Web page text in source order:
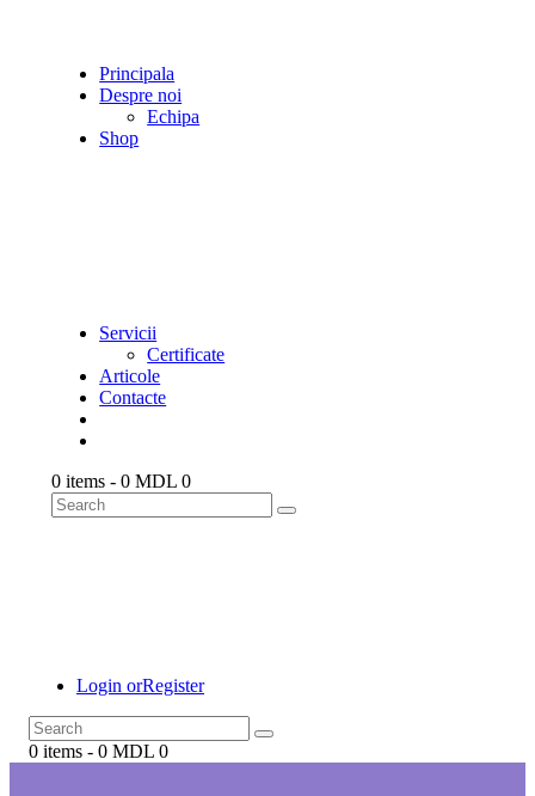
Principala
Despre noi
Echipa
Shop
Servicii
Certificate
Articole
Contacte
0 items -0 MDL 0
Login orRegister
0 items - 0 MDL 0